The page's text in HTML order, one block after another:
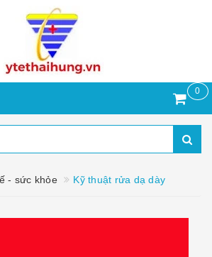
0
- sức khỏe Kỹ thuật rửa dạ dày